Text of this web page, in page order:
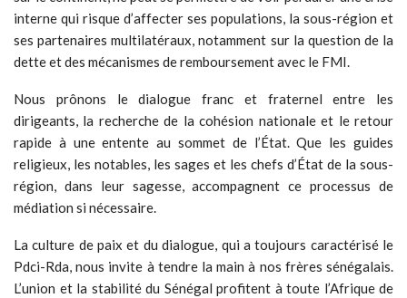
interne qui risque d’affecter ses populations, la sous-région et
ses partenaires multilatéraux, notamment sur la question de la
dette et des mécanismes de remboursement avec le FMI.
Nous prônons le dialogue franc et fraternel entre les
dirigeants, la recherche de la cohésion nationale et le retour
rapide à une entente au sommet de l’État. Que les guides
religieux, les notables, les sages et les chefs d’État de la sous-
région, dans leur sagesse, accompagnent ce processus de
médiation si nécessaire.
La culture de paix et du dialogue, qui a toujours caractérisé le
Pdci-Rda, nous invite à tendre la main à nos frères sénégalais.
L’union et la stabilité du Sénégal profitent à toute l’Afrique de